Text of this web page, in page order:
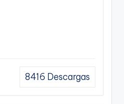
8416 Descargas